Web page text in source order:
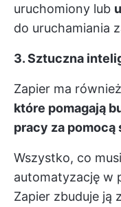
uruchomiony lub
do uruchamiania
3. Sztuczna
Zapier ma również
które pomagają
pracy za
Wszystko, co
automatyzację w
Zapier zbuduje ją